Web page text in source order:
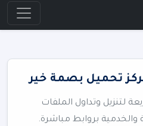
تحميل بصمة خير
لتنزيل وتداول الملفات
والخدمية بروابط مباشرة.